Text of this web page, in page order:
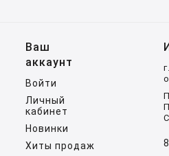
Ваш
аккаунт
Войти
Личный
кабинет
Новинки
Хиты продаж